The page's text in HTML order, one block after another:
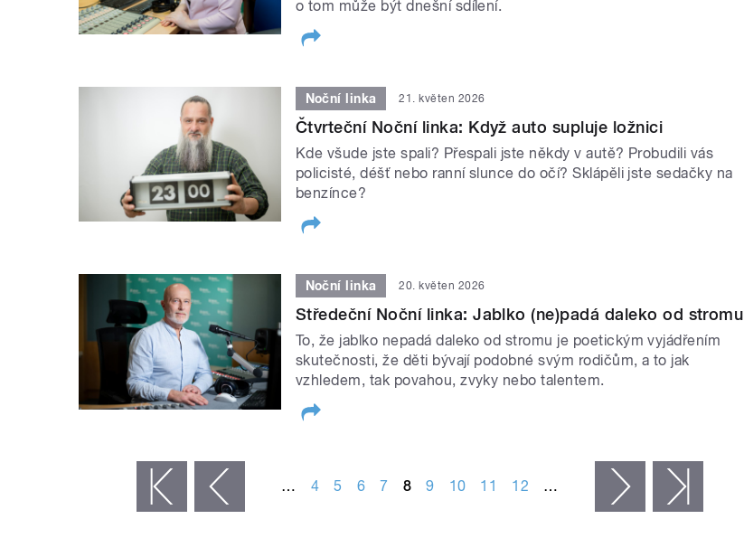
o tom může být dnešní sdílení.
Noční linka 21. květen 2026
Čtvrteční Noční linka: Když auto supluje ložnici
Kde všude jste spali? Přespali jste někdy v autě? Probudili vás
policisté, déšť nebo ranní slunce do očí? Sklápěli jste sedačky na
benzínce?
Noční linka 20. květen 2026
Středeční Noční linka: Jablko (ne)padá daleko od stromu
To, že jablko nepadá daleko od stromu je poetickým vyjádřením
skutečnosti, že děti bývají podobné svým rodičům, a to jak
vzhledem, tak povahou, zvyky nebo talentem.
‹ předchozí … 4 5 6 7 8 9 10 11 12 … následující ›